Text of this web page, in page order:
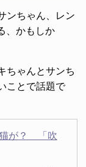
ンちゃん、レン
、かもしか
ちゃんとサンち
ことで話題で
猫が？ 「吹